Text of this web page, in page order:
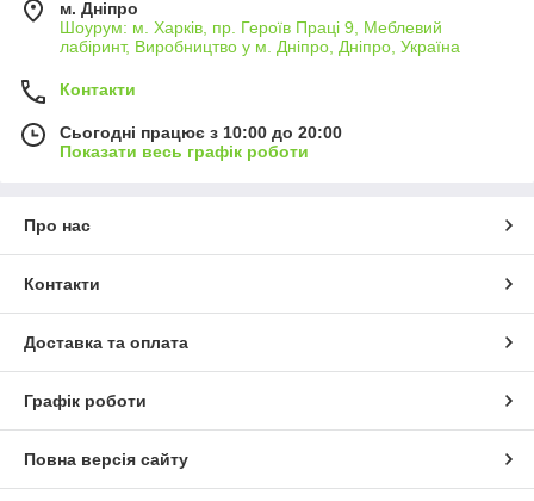
м. Дніпро
Шоурум: м. Харків, пр. Героїв Праці 9, Меблевий
лабіринт, Виробництво у м. Дніпро, Дніпро, Україна
Контакти
Сьогодні працює з 10:00 до 20:00
Показати весь графік роботи
Про нас
Контакти
Доставка та оплата
Графік роботи
Повна версія сайту